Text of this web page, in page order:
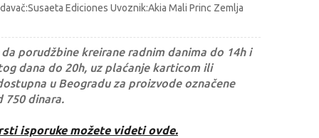
Ediciones Uvoznik:Akia Mali Princ Zemlja
porudžbine kreirane radnim danima do 14h i
dana do 20h, uz plaćanje karticom ili
u Beogradu za proizvode označene
750 dinara.
isporuke možete videti ovde.